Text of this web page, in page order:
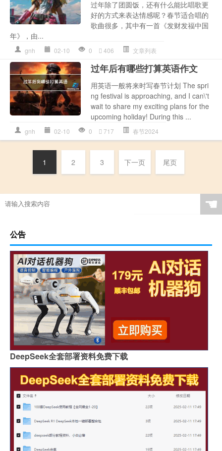
过年除了团圆饭，还有什么能比唱歌更
好的方式来表达情感呢？春节适合唱的
歌曲很多，其中有一首《发财发福中国
年》，由...
gnh 02-10 0 406 文章列表
过年后有哪些打算英语作文
用英语一般将来时写春节计划 The spri
ng festival is approaching, and I can\'t
wait to share my exciting plans for the
upcoming holiday! During this ...
gnh 02-10 0 717 春节2024
1 2 3 下一页 尾页
☚
公告
DeepSeek全套部署资料免费下载